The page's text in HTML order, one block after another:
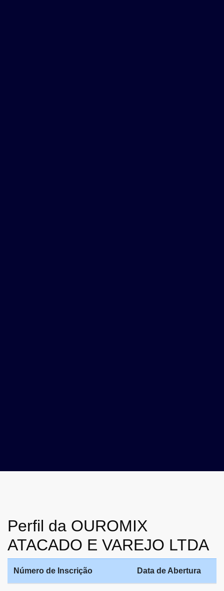
Perfil da OUROMIX
ATACADO E VAREJO LTDA
Número de Inscrição Data de Abertura